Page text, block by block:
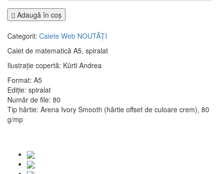
Adaugă în coş
Categorii: Caiete Web NOUTĂȚI
Caiet de matematică A5, spiralat
Ilustrație copertă: Kürti Andrea
Format: A5
Ediție: spiralat
Număr de file: 80
Tip hârtie: Arena Ivory Smooth (hârtie offset de culoare crem), 80
g/mp